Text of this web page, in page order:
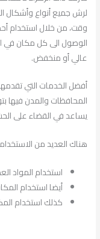
لرش جميع أنواع وأشكال
وقت، من خلال استخدام
الوصول الى كل مكان في
عالي أو منخفض.
أفضل الخدمات التي
المحافظات والمدن فيها
يساعد في القضاء على
هناك العديد من
استخدام المواد
أيضا استخدام
كذلك استخدام